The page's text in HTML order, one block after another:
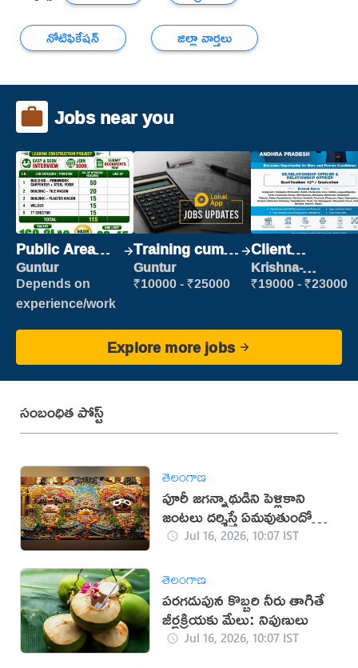
నోటిఫికేషన్
జిల్లా వార్తలు
Jobs near you
Public Area
Cleaner
Guntur
Depends on
experience/work
Training cum
Placement
Guntur
₹10000 - ₹25000
Client
Relationship
Executive
Krishna-
vijayawada
₹19000 - ₹23000
Explore more jobs
సంబంధిత పోస్ట్
తెలంగాణ
పూరీ జగన్నాథుడిని పెళ్లికాని
జంటలు దర్శిస్తే ఏమవుతుందో
తెలుసా?
Jul 16, 2026, 10:07 IST
తెలంగాణ
పరగడుపున కొబ్బరి నీరు తాగితే
జీర్ణక్రియకు మేలు: నిపుణులు
Jul 16, 2026, 10:07 IST